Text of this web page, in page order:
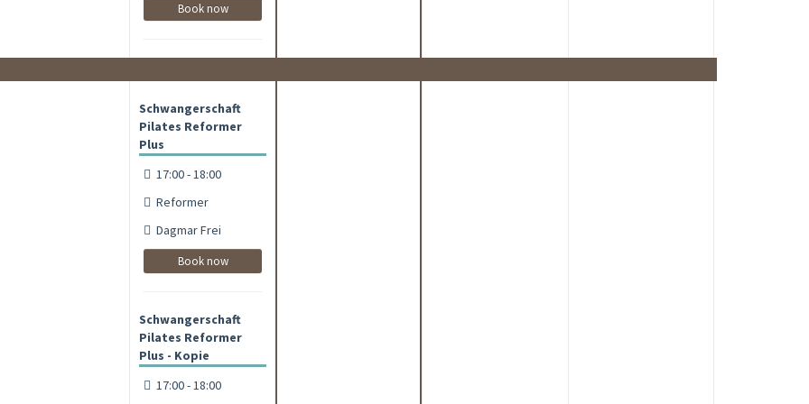
Book now
Schwangerschaft
Pilates Reformer
Plus
17:00 - 18:00
Reformer
Dagmar Frei
Book now
Schwangerschaft
Pilates Reformer
Plus - Kopie
17:00 - 18:00